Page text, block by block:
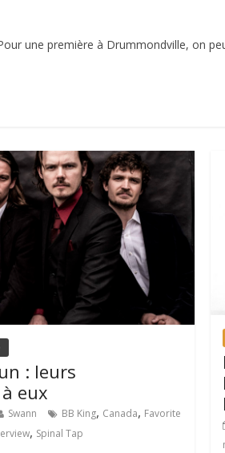
une première à Drummondville, on
: leurs
eux
Swann BB King, Canada, Favorite
, Spinal Tap